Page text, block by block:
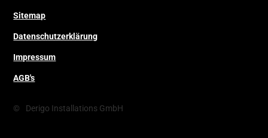
Sitemap
Datenschutzerklärung
Impressum
AGB's
© Derigo Installations GmbH